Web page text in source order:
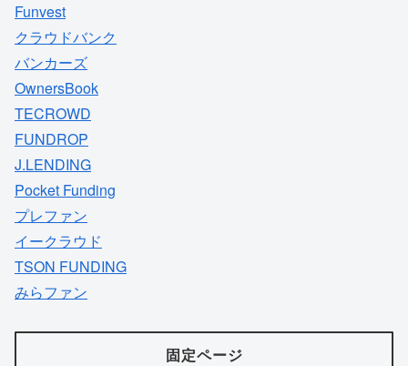
Funvest
クラウドバンク
バンカーズ
OwnersBook
TECROWD
FUNDROP
J.LENDING
Pocket Funding
プレファン
イークラウド
TSON FUNDING
みらファン
固定ページ